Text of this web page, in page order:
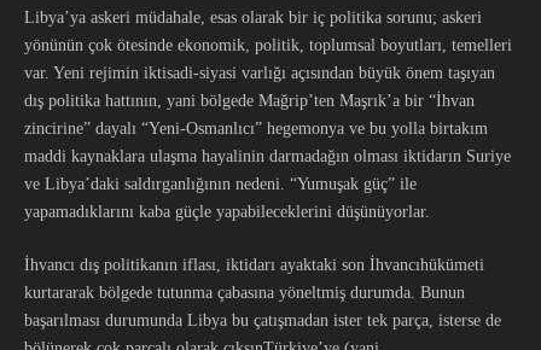
Libya’ya askeri müdahale, esas olarak bir iç politika sorunu; askeri
yönünün çok ötesinde ekonomik, politik, toplumsal boyutları, temelleri
var. Yeni rejimin iktisadi-siyasi varlığı açısından büyük önem taşıyan
dış politika hattının, yani bölgede Mağrip’ten Maşrık’a bir “İhvan
zincirine” dayalı “Yeni-Osmanlıcı” hegemonya ve bu yolla birtakım
maddi kaynaklara ulaşma hayalinin darmadağın olması iktidarın Suriye
ve Libya’daki saldırganlığının nedeni. “Yumuşak güç” ile
yapamadıklarını kaba güçle yapabileceklerini düşünüyorlar.
İhvancı dış politikanın iflası, iktidarı ayaktaki son İhvancıhükümeti
kurtararak bölgede tutunma çabasına yöneltmiş durumda. Bunun
başarılması durumunda Libya bu çatışmadan ister tek parça, isterse de